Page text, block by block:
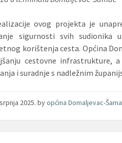
ovog projekta je
sigurnosti svih sudionika
korištenja cesta. Općina
cestovne infrastrukture,
i suradnje s nadležnim
2025.byopćina Domaljevac-